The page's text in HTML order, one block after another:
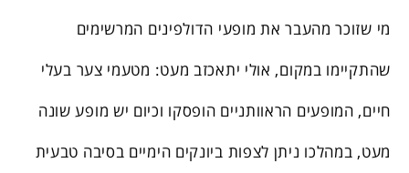
מי שזוכר מהעבר את מופעי הדולפינים המרשימים
שהתקיימו במקום, אולי יתאכזב מעט: מטעמי צער בעלי
חיים, המופעים הראוותניים הופסקו וכיום יש מופע שונה
מעט, במהלכו ניתן לצפות ביונקים הימיים בסיבה טבעית